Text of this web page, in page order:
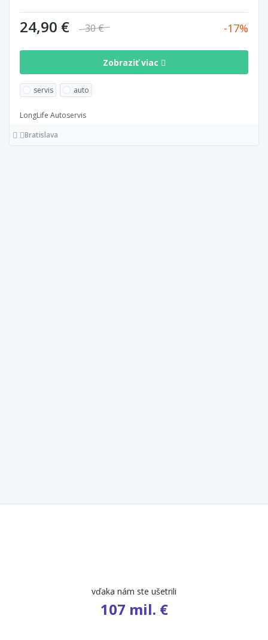
24,90 € 30 € 17
Zobraziť viac
servis auto
LongLife Autoservis
Bratislava
počet ponúk
9 486